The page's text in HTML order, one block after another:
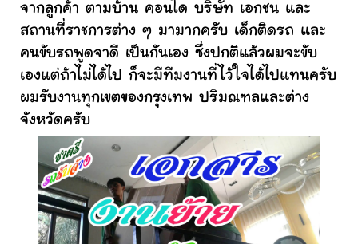
จากลูกค้า ตามบ้าน คอนโด บริษัท เอกชน และ
สถานที่ราชการต่าง ๆ มามากครับ เด็กติดรถ และ
คนขับรถพูดจาดี เป็นกันเอง ซึ่งปกติแล้วผมจะขับ
เองแต่ถ้าไม่ได้ไป ก็จะมีทีมงานที่ไว้ใจได้ไปแทนครับ
ผมรับงานทุกเขตของกรุงเทพ ปริมณฑลและต่าง
จังหวัดครับ